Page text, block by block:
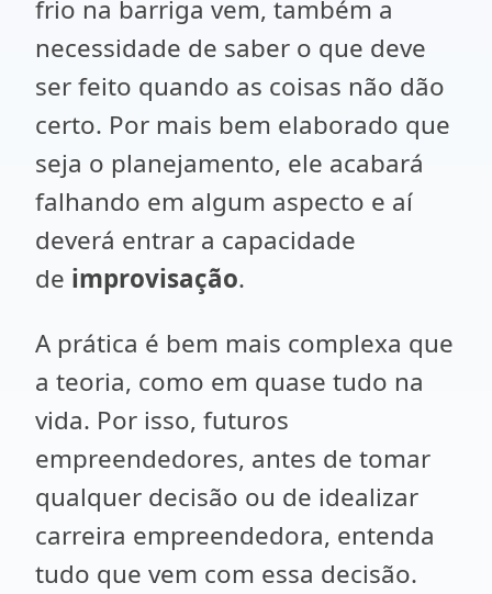
frio na barriga vem, também a
necessidade de saber o que deve
ser feito quando as coisas não dão
certo. Por mais bem elaborado que
seja o planejamento, ele acabará
falhando em algum aspecto e aí
deverá entrar a capacidade
de improvisação.
A prática é bem mais complexa que
a teoria, como em quase tudo na
vida. Por isso, futuros
empreendedores, antes de tomar
qualquer decisão ou de idealizar
carreira empreendedora, entenda
tudo que vem com essa decisão.